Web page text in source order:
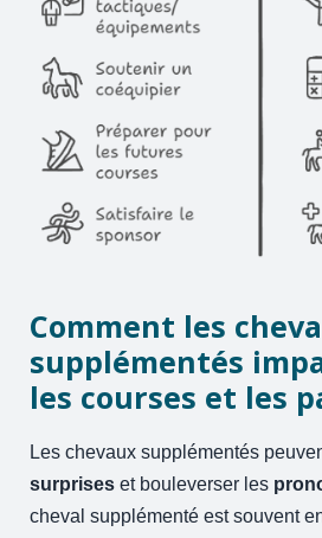
Comment les
supplémentés
les courses et les
Les chevaux supplémentés
surprises et bouleverser les
cheval supplémenté est souvent